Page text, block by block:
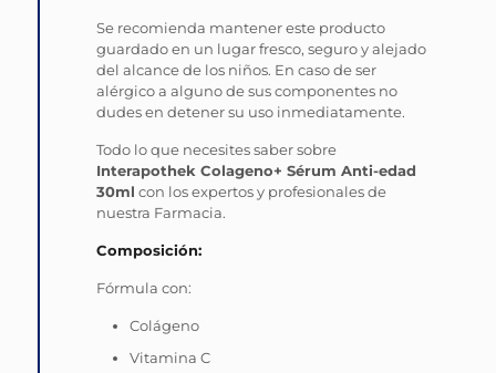
Se recomienda mantener este producto
guardado en un lugar fresco, seguro y alejado
del alcance de los niños. En caso de ser
alérgico a alguno de sus componentes no
dudes en detener su uso inmediatamente.
Todo lo que necesites saber sobre
Interapothek Colageno+ Sérum Anti-edad
30ml con los expertos y profesionales de
nuestra Farmacia.
Composición:
Fórmula con:
Colágeno
Vitamina C